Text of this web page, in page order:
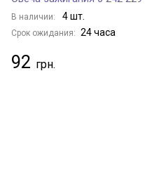
В наличии: 4 шт.
Срок ожидания: 24 часа
92